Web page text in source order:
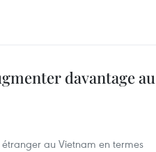
davantage au
au Vietnam en termes